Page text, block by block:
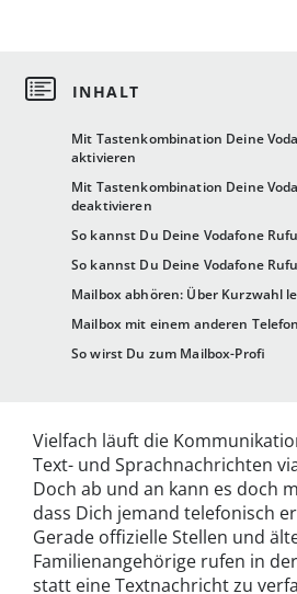
Mit Tastenkombination Deine
aktivieren
Mit Tastenkombination Deine
deaktivieren
So kannst Du Deine Vodafone
So kannst Du Deine Vodafone
Mailbox abhören: Über Kurzwahl
Mailbox mit einem anderen
So wirst Du zum Mailbox-Profi
Vielfach läuft die
Text- und Sprachnachrichten
Doch ab und an kann es doch
dass Dich jemand telefonisch
Gerade offizielle Stellen und
Familienangehörige rufen in
statt eine Textnachricht zu